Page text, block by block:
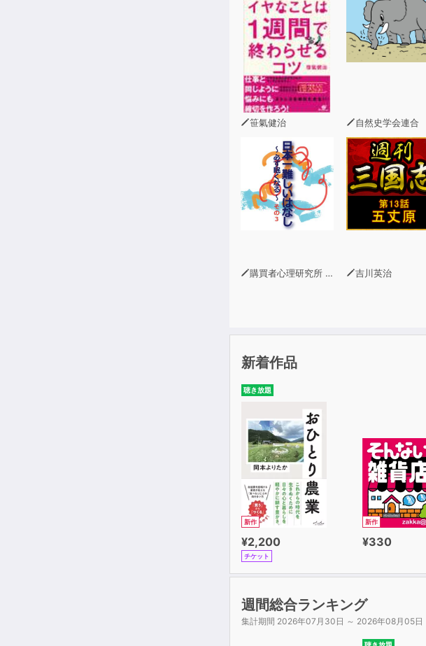
笹氣健治 自然史学会連合
購買者心理研究所 株式会社モデンナ 顧問 青木幹和 吉川英治
新着作品
聴き放題
新作
¥2,200
チケット
新作
¥330
週間総合ランキング
集計期間 2026年07月30日 ～ 2026年08月05日
聴き放題